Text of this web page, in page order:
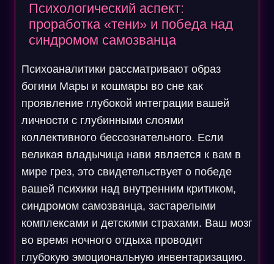
Психологический аспект:
проработка «тени» и победа над
синдромом самозванца
Психоаналитики рассматривают образ
богини Мары и кошмары во сне как
проявление глубокой интеграции вашей
личности с глубинными слоями
коллективного бессознательного. Если
великая владычица нави является к вам в
мире грез, это свидетельствует о победе
вашей психики над внутренним критиком,
синдромом самозванца, застарелыми
комплексами и детскими страхами. Ваш мозг
во время ночного отдыха проводит
глубокую эмоциональную инвентаризацию.